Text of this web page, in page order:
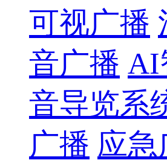
可视广播
音广播 AI
音导览系
广播 应急